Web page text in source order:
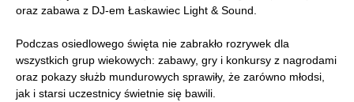
oraz zabawa z DJ-em Łaskawiec Light & Sound.
Podczas osiedlowego święta nie zabrakło rozrywek dla
wszystkich grup wiekowych: zabawy, gry i konkursy z nagrodami
oraz pokazy służb mundurowych sprawiły, że zarówno młodsi,
jak i starsi uczestnicy świetnie się bawili.